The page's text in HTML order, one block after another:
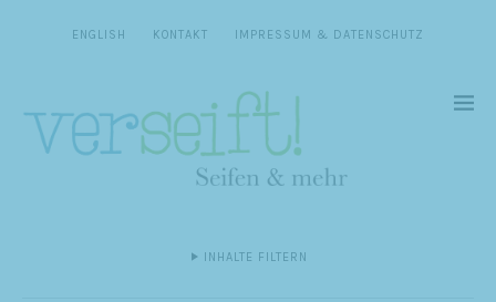
ENGLISH KONTAKT IMPRESSUM & DATENSCHUTZ
INHALTE FILTERN